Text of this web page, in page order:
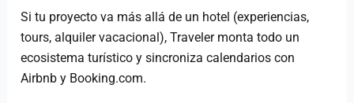
Si tu proyecto va más allá de un hotel (experiencias,
tours, alquiler vacacional), Traveler monta todo un
ecosistema turístico y sincroniza calendarios con
Airbnb y Booking.com.